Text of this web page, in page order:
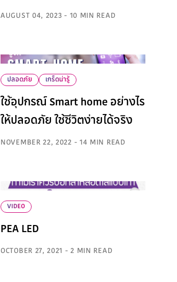
AUGUST 04, 2023 - 10 MIN READ
ปลอดภัย เกร็ดน่ารู้
ใช้อุปกรณ์ Smart home อย่างไร
ให้ปลอดภัย ใช้ชีวิตง่ายได้จริง
NOVEMBER 22, 2022 - 14 MIN READ
VIDEO
PEA LED
OCTOBER 27, 2021 - 2 MIN READ